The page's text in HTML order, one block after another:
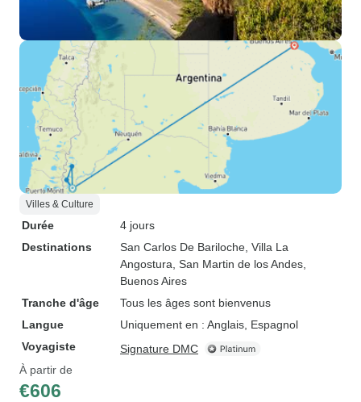
Villes & Culture
Durée
4 jours
Destinations
San Carlos De Bariloche , Villa La
Angostura , San Martin de los Andes
Buenos Aires
Tranche d'âge
Tous les âges sont bienvenus
Langue
Uniquement en : Anglais, Espagnol
Voyagiste
Signature DMC
À partir de
€606